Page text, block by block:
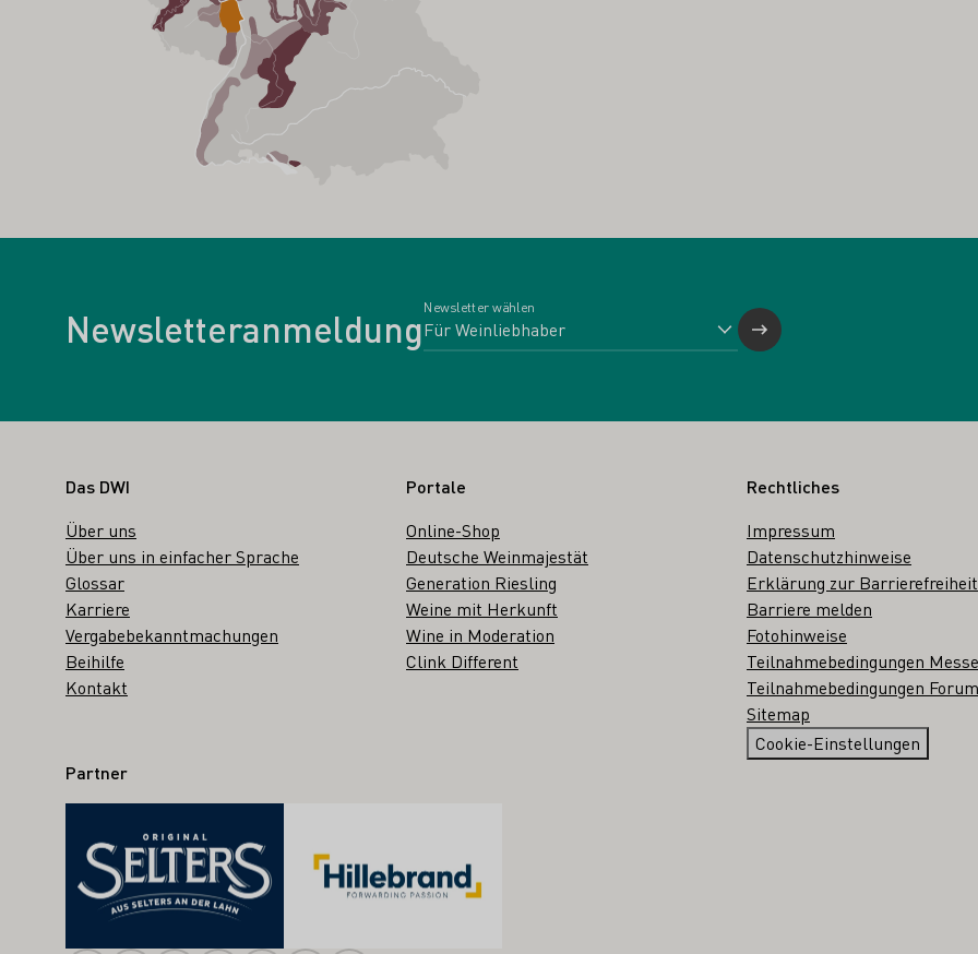
Newsletteranmeldung
Newsletter wählen
Fußbereich
Das DWI
Über uns
Über uns in einfacher Sprache
Glossar
Karriere
Vergabebekanntmachungen
Beihilfe
Kontakt
Portale
Online-Shop
Deutsche Weinmajestät
Generation Riesling
Weine mit Herkunft
Wine in Moderation
Clink Different
Rechtliches
Impressum
Datenschutzhinweise
Erklärung zur Barrierefreiheit
Barriere melden
Fotohinweise
Teilnahmebedingungen
Teilnahmebedingungen
Sitemap
Cookie-Einstellungen
Partner